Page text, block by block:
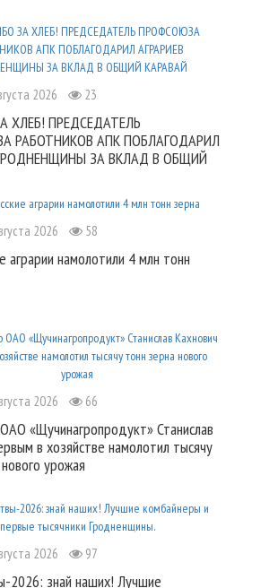
2026 23
ХЛЕБ! ПРЕДСЕДАТЕЛЬ
РАБОТНИКОВ АПК ПОБЛАГОДАРИЛ
ЗА ВКЛАД В ОБЩИЙ
2026 58
аграрии намолотили 4 млн тонн
2026 66
«Щучинагропродукт» Станислав
в хозяйстве намолотил тысячу
урожая
2026 97
2026: знай наших! Лучшие